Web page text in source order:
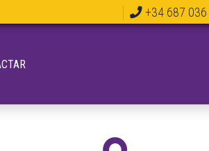
+34 687 036